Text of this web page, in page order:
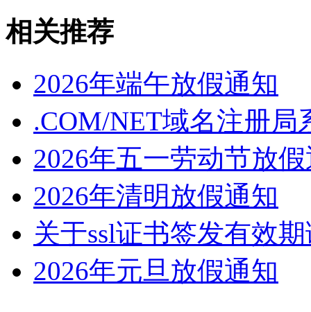
相关推荐
2026年端午放假通知
.COM/NET域名注册局
2026年五一劳动节放
2026年清明放假通知
关于ssl证书签发有效
2026年元旦放假通知